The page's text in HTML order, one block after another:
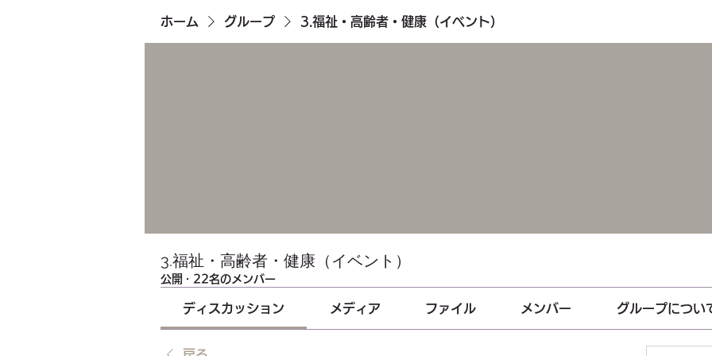
ホーム グループ 3.福祉・高齢者・健康（イベント）
3.福祉・高齢者・健康（イベント）
公開 · 22名のメンバー
ディスカッション メディア ファイル メンバー グループについ